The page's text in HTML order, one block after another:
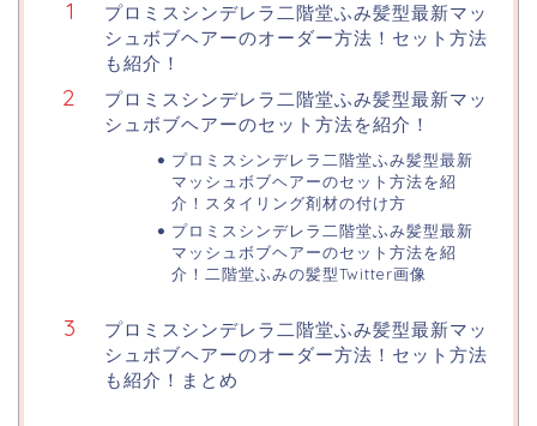
プロミスシンデレラ二階堂ふみ髪型最新マッ
シュボブヘアーのオーダー方法！セット方法
も紹介！
プロミスシンデレラ二階堂ふみ髪型最新マッ
シュボブヘアーのセット方法を紹介！
プロミスシンデレラ二階堂ふみ髪型最新
マッシュボブヘアーのセット方法を紹
介！スタイリング剤材の付け方
プロミスシンデレラ二階堂ふみ髪型最新
マッシュボブヘアーのセット方法を紹
介！二階堂ふみの髪型Twitter画像
プロミスシンデレラ二階堂ふみ髪型最新マッ
シュボブヘアーのオーダー方法！セット方法
も紹介！まとめ